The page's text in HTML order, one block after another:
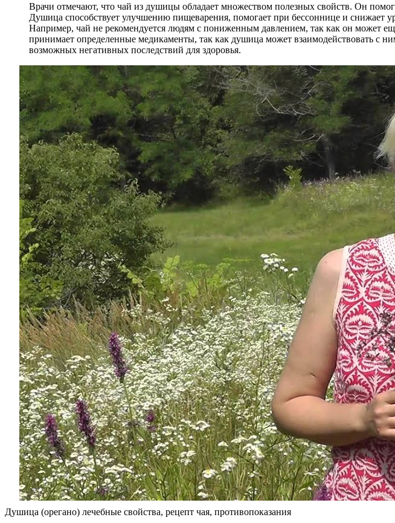
Врачи отмечают, что чай из душицы обладает множеством полезных свойств. Он
Душица способствует улучшению пищеварения, помогает при бессоннице и снижает
Например, чай не рекомендуется людям с пониженным давлением, так как он может
принимает определенные медикаменты, так как душица может взаимодействовать с
возможных негативных последствий для здоровья.
Душица (орегано) лечебные свойства, рецепт чая, противопоказания